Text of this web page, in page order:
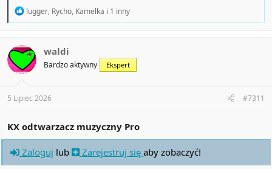
widoczne.
R
t
i
o
s
:
lugger, Rycho, Kamelka i 1 inny
waldi
Bardzo aktywny Ekspert
5 Lipiec 2026 #7311
KX odtwarzacz muzyczny Pro
Zaloguj lub Zarejestruj się aby zobaczyć!